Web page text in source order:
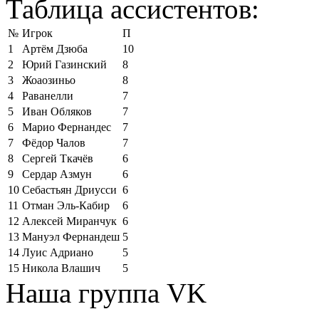
Таблица ассистентов:
№ Игрок
П
1
Артём Дзюба
10
2
Юрий Газинский
8
3
Жоаозиньо
8
4
Раванелли
7
5
Иван Обляков
7
6
Марио Фернандес
7
7
Фёдор Чалов
7
8
Сергей Ткачёв
6
9
Сердар Азмун
6
10 Себастьян Дриусси 6
11 Отман Эль-Кабир
6
12 Алексей Миранчук 6
13 Мануэл Фернандеш 5
14 Луис Адриано
5
15 Никола Влашич 5
Наша группа VK